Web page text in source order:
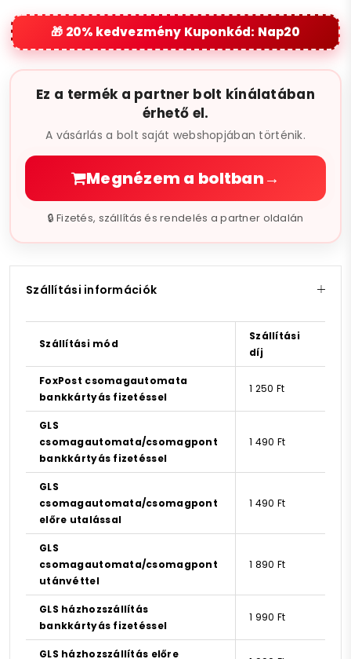
20% kedvezmény Kuponkód: Nap20
Ez a termék a partner bolt kínálatában
érhető el.
A vásárlás a bolt saját webshopjában történik.
Megnézem a boltban→
🔒 Fizetés, szállítás és rendelés a partner oldalán
Szállítási információk
Szállítási mód
Szállítási
díj
FoxPost csomagautomata
bankkártyás fizetéssel
1 250 Ft
GLS
csomagautomata/csomagpont
bankkártyás fizetéssel
1 490 Ft
GLS
csomagautomata/csomagpont
előre utalással
1 490 Ft
GLS
csomagautomata/csomagpont
utánvéttel
1 890 Ft
GLS házhozszállítás
bankkártyás fizetéssel
1 990 Ft
GLS házhozszállítás előre